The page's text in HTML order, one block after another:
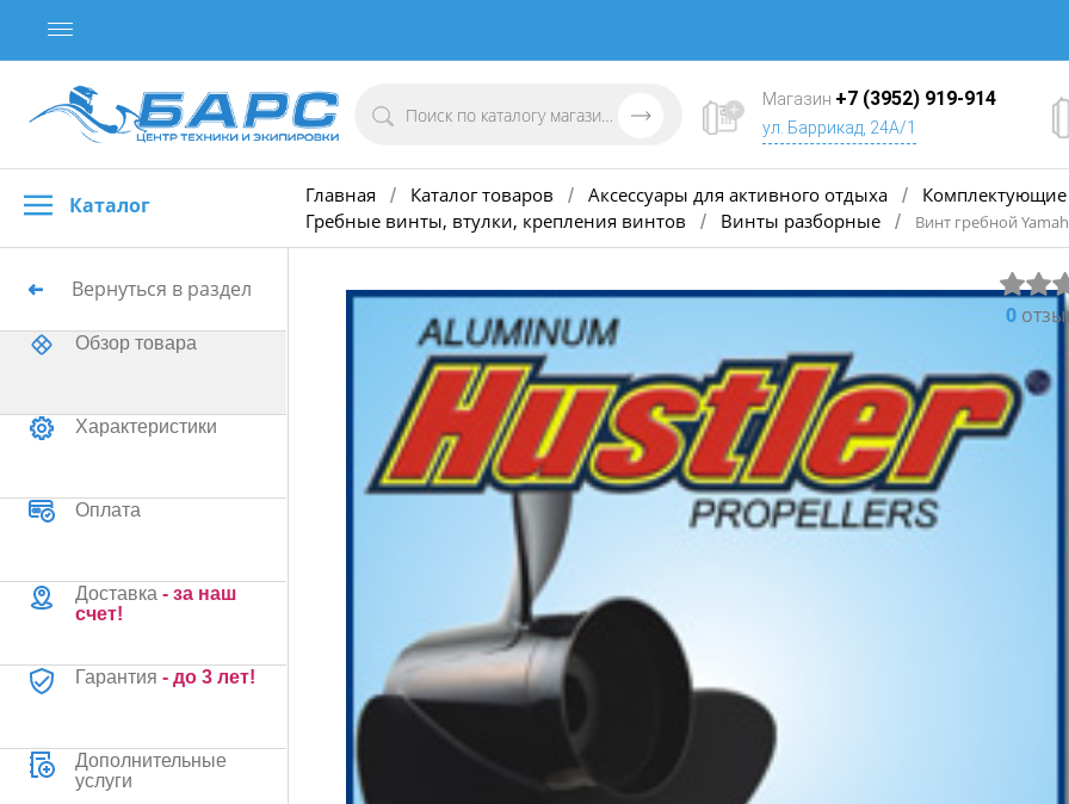
Магазин +7 (3952) 919-914
ул. Баррикад, 24А/1
Каталог Главная / Каталог товаров / Аксессуары для активного отдыха /
Гребные винты, втулки, крепления винтов
/ Винты разборные / Винт гребной
Вернуться в раздел
Обзор товара
Характеристики
Оплата
Доставка - за наш
счет!
Гарантия - до 3 лет!
Дополнительные
услуги
0